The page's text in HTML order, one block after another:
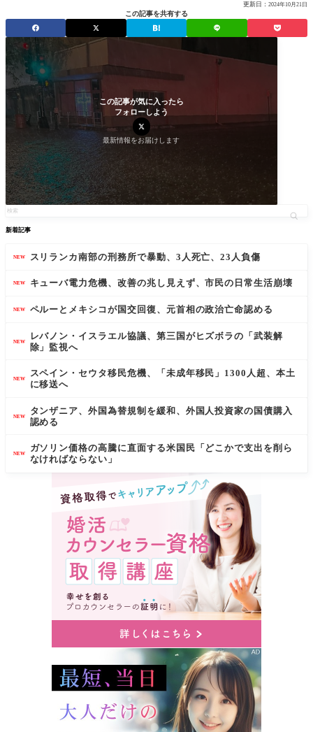
更新日： 2024年10月21日
この記事を共有する
この記事が気に入ったら
フォローしよう
最新情報をお届けします
新着記事
NEW スリランカ南部の刑務所で暴動、3人死亡、23人負傷
NEW キューバ電力危機、改善の兆し見えず、市民の日常生活崩壊
NEW ペルーとメキシコが国交回復、元首相の政治亡命認める
NEW
レバノン・イスラエル協議、第三国がヒズボラの「武装解
除」監視へ
NEW
スペイン・セウタ移民危機、「未成年移民」1300人超、本土
に移送へ
NEW
タンザニア、外国為替規制を緩和、外国人投資家の国債購入
認める
NEW
ガソリン価格の高騰に直面する米国民「どこかで支出を削ら
なければならない」